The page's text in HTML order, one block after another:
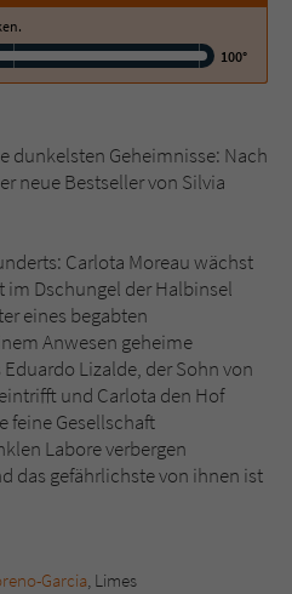
100°
dunkelsten Geheimnisse: Nach
neue Bestseller von Silvia
Carlota Moreau wächst
im Dschungel der Halbinsel
eines begabten
Anwesen geheime
Lizalde, der Sohn von
und Carlota den Hof
feine Gesellschaft
Labore verbergen
das gefährlichste von ihnen ist
Garcia, Limes
Medien GmbH & Co. KG
gewährleistet die